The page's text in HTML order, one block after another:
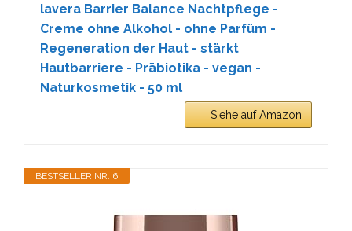
lavera Barrier Balance Nachtpflege -
Creme ohne Alkohol - ohne Parfüm -
Regeneration der Haut - stärkt
Hautbarriere - Präbiotika - vegan -
Naturkosmetik - 50 ml
Siehe auf Amazon
BESTSELLER NR. 6